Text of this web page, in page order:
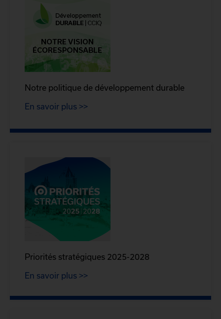
Notre politique de développement durable
En savoir plus >>
Priorités stratégiques 2025-2028
En savoir plus >>